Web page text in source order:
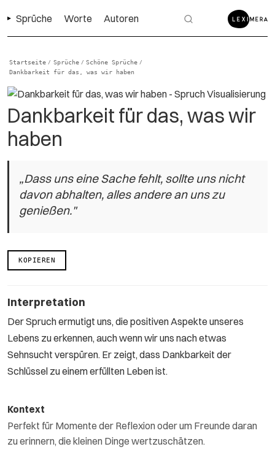
Sprüche Worte Autoren
Startseite / Sprüche / Schöne Sprüche /
Dankbarkeit für das, was wir haben
Dankbarkeit für das, was wir
haben
„Dass uns eine Sache fehlt, sollte uns nicht
davon abhalten, alles andere an uns zu
genießen."
KOPIEREN
Interpretation
Der Spruch ermutigt uns, die positiven Aspekte unseres
Lebens zu erkennen, auch wenn wir uns nach etwas
Sehnsucht verspüren. Er zeigt, dass Dankbarkeit der
Schlüssel zu einem erfüllten Leben ist.
Kontext
Perfekt für Momente der Reflexion oder um Freunde daran
zu erinnern, die kleinen Dinge wertzuschätzen.